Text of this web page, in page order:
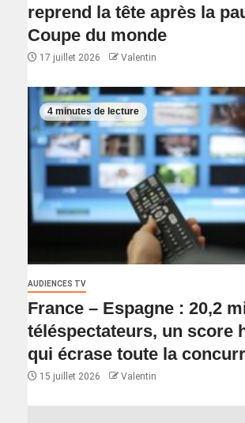
reprend la tête après la
Coupe du monde
17 juillet 2026 Valentin
4 minutes de lecture
AUDIENCES TV
France – Espagne : 20,2
téléspectateurs, un score
qui écrase toute la
15 juillet 2026 Valentin